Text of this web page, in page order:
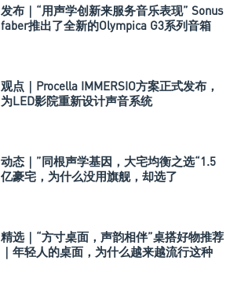
发布｜“用声学创新来服务音乐表现” Sonus
faber推出了全新的Olympica G3系列音箱
观点｜Procella IMMERSIO方案正式发布，
为LED影院重新设计声音系统
动态｜”同根声学基因，大宅均衡之选“1.5
亿豪宅，为什么没用旗舰，却选了
精选｜“方寸桌面，声韵相伴”桌搭好物推荐
｜年轻人的桌面，为什么越来越流行这种